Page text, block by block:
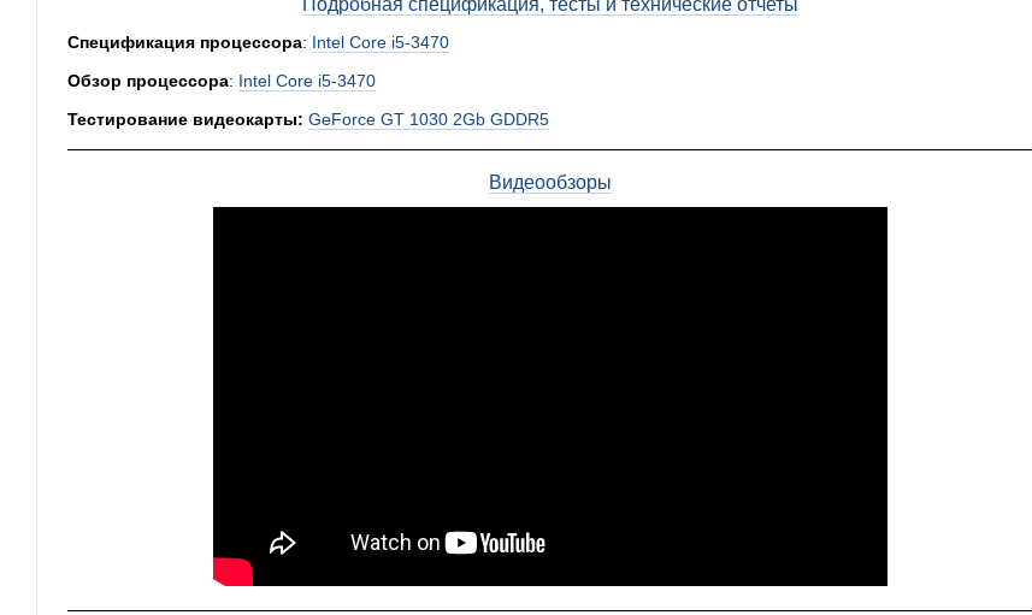
Спецификация процессора: Intel Core i5-3470
Обзор процессора: Intel Core i5-3470
Тестирование видеокарты: GeForce GT 1030 2Gb GDDR5
Видеообзоры